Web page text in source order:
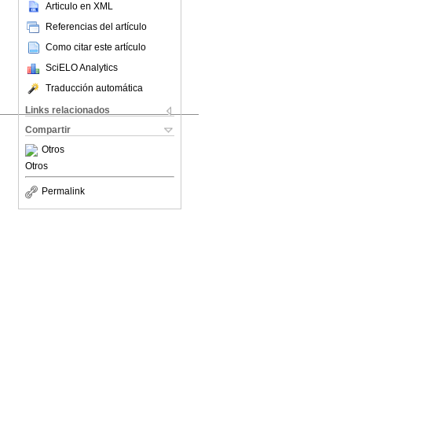
Articulo en XML
Referencias del artículo
Como citar este artículo
SciELO Analytics
Traducción automática
Links relacionados
Compartir
Otros
Otros
Permalink